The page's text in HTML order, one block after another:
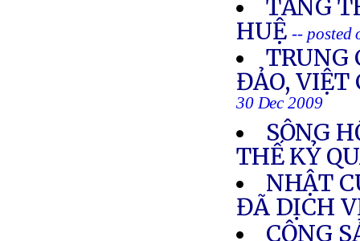
TĂNG
HUỆ -- posted
TRUNG
ĐẢO, VIỆT
30 Dec 2009
SÔNG
THẾ KỶ
NHẬT
ĐÃ DỊCH
CỘNG